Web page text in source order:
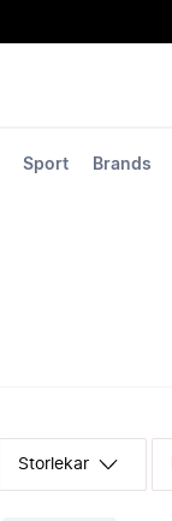
Sport Brands
Storlekar